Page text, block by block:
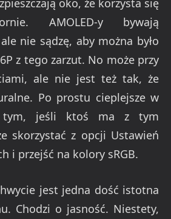
oko, że korzysta się
AMOLED-y bywają
nie sądzę, aby można było
z tego zarzut. No może przy
ale nie jest też tak, że
Po prostu cieplejsze w
tym, jeśli ktoś ma z tym
skorzystać z opcji Ustawień
i przejść na kolory sRGB.
jest jedna dość istotna
Chodzi o jasność. Niestety,